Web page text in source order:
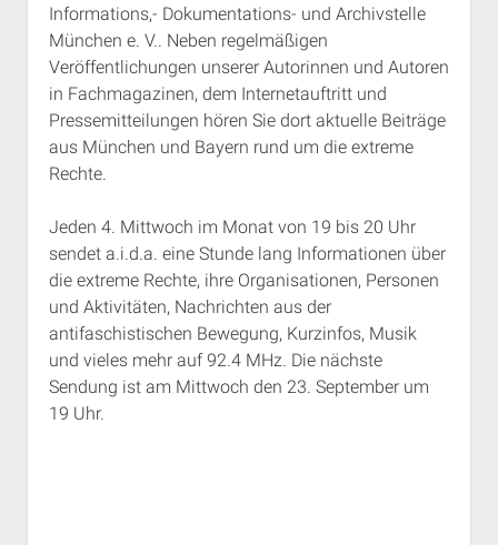
Informations,- Dokumentations- und Archivstelle
München e. V.. Neben regelmäßigen
Veröffentlichungen unserer Autorinnen und Autoren
in Fachmagazinen, dem Internetauftritt und
Pressemitteilungen hören Sie dort aktuelle Beiträge
aus München und Bayern rund um die extreme
Rechte.
Jeden 4. Mittwoch im Monat von 19 bis 20 Uhr
sendet a.i.d.a. eine Stunde lang Informationen über
die extreme Rechte, ihre Organisationen, Personen
und Aktivitäten, Nachrichten aus der
antifaschistischen Bewegung, Kurzinfos, Musik
und vieles mehr auf 92.4 MHz. Die nächste
Sendung ist am Mittwoch den 23. September um
19 Uhr.